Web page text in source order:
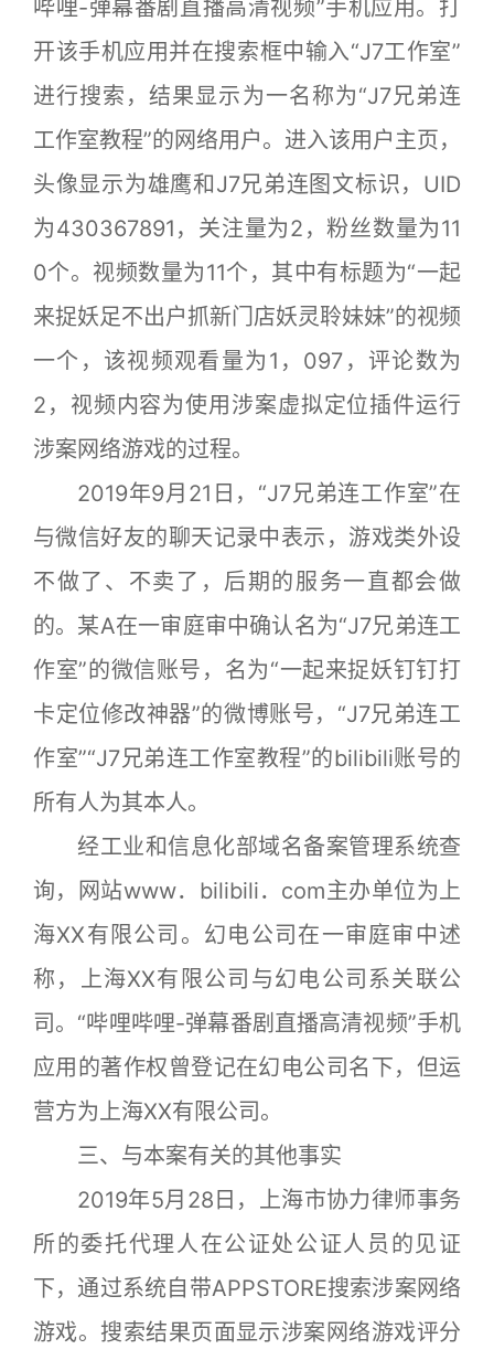
哔哩-弹幕番剧直播高清视频”手机应用。打
开该手机应用并在搜索框中输入“J7工作室”
进行搜索，结果显示为一名称为“J7兄弟连
工作室教程”的网络用户。进入该用户主页，
头像显示为雄鹰和J7兄弟连图文标识，UID
为430367891，关注量为2，粉丝数量为11
0个。视频数量为11个，其中有标题为“一起
来捉妖足不出户抓新门店妖灵聆妹妹”的视频
一个，该视频观看量为1，097，评论数为
2，视频内容为使用涉案虚拟定位插件运行
涉案网络游戏的过程。
2019年9月21日，“J7兄弟连工作室”在
与微信好友的聊天记录中表示，游戏类外设
不做了、不卖了，后期的服务一直都会做
的。某A在一审庭审中确认名为“J7兄弟连工
作室”的微信账号，名为“一起来捉妖钉钉打
卡定位修改神器”的微博账号，“J7兄弟连工
作室”“J7兄弟连工作室教程”的bilibili账号的
所有人为其本人。
经工业和信息化部域名备案管理系统查
询，网站www．bilibili．com主办单位为上
海XX有限公司。幻电公司在一审庭审中述
称，上海XX有限公司与幻电公司系关联公
司。“哔哩哔哩-弹幕番剧直播高清视频”手机
应用的著作权曾登记在幻电公司名下，但运
营方为上海XX有限公司。
三、与本案有关的其他事实
2019年5月28日，上海市协力律师事务
所的委托代理人在公证处公证人员的见证
下，通过系统自带APPSTORE搜索涉案网络
游戏。搜索结果页面显示涉案网络游戏评分